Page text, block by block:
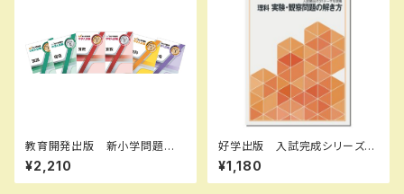
教育開発出版 新小学問題
集 中学入試編 算数 Ⅰ，
Ⅱ，Ⅲ 2026年度版 各学年
（選択ください） 問題集本体と
¥2,210
好学出版 入試完成シリーズ
理科 実験・観察問題の解き
方 2026年度版 新品完全セ
ット ISBN：B0D3B6Q131 I
¥1,180